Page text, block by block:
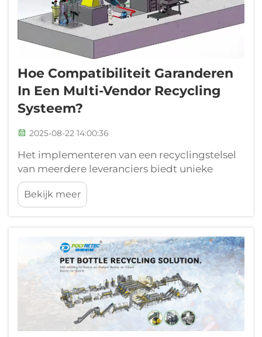
Hoe Compatibiliteit Garanderen
In Een Multi-Vendor Recycling
Systeem?
2025-08-22 14:00:36
Het implementeren van een recyclingstelsel
van meerdere leveranciers biedt unieke
uitdagingen op het gebied van
interoperabiliteit van apparatuur,
gegevenscommunicatie en
Bekijk meer